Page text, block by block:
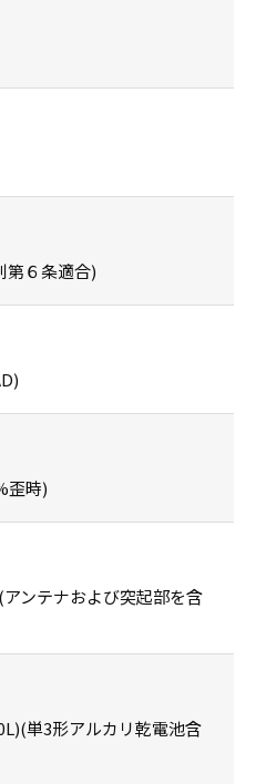
第６条適合)
歪時)
ンテナおよび突起部を含
単3形アルカリ乾電池含